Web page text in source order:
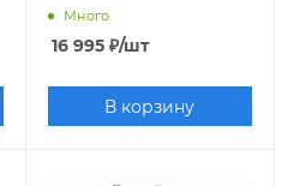
сгорания)
Много
16 995₽/шт
В корзину